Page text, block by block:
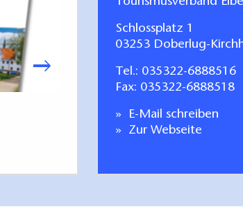
Jetzt
Schlossplatz 1
03253 Doberlug-
Tel.: 035322-6888516
Fax: 035322-6888518
E-Mail schreiben
Zur Webseite